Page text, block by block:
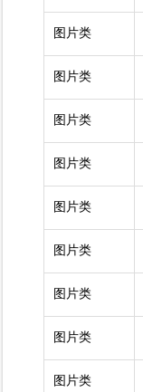
图片类
图片类
图片类
图片类
图片类
图片类
图片类
图片类
图片类